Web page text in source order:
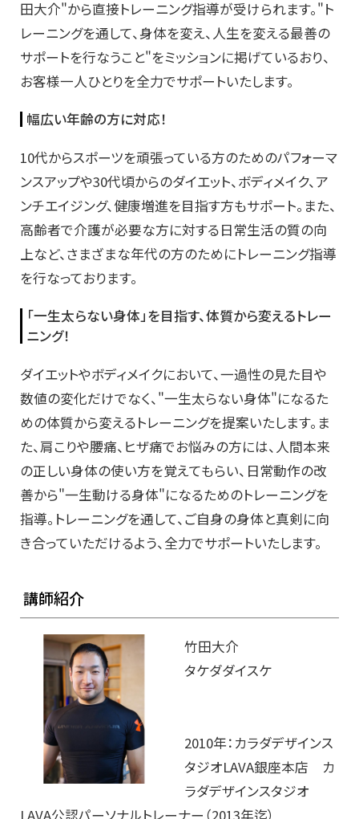
田大介"から直接トレーニング指導が受けられます。"ト
レーニングを通して、身体を変え、人生を変える最善の
サポートを行なうこと"をミッションに掲げているおり、
お客様一人ひとりを全力でサポートいたします。
幅広い年齢の方に対応！
10代からスポーツを頑張っている方のためのパフォーマ
ンスアップや30代頃からのダイエット、ボディメイク、ア
ンチエイジング、健康増進を目指す方もサポート。また、
高齢者で介護が必要な方に対する日常生活の質の向
上など、さまざまな年代の方のためにトレーニング指導
を行なっております。
「一生太らない身体」を目指す、体質から変えるトレー
ニング！
ダイエットやボディメイクにおいて、一過性の見た目や
数値の変化だけでなく、"一生太らない身体"になるた
めの体質から変えるトレーニングを提案いたします。ま
た、肩こりや腰痛、ヒザ痛でお悩みの方には、人間本来
の正しい身体の使い方を覚えてもらい、日常動作の改
善から"一生動ける身体"になるためのトレーニングを
指導。トレーニングを通して、ご自身の身体と真剣に向
き合っていただけるよう、全力でサポートいたします。
講師紹介
竹田大介
タケダダイスケ
2010年：カラダデザインス
タジオLAVA銀座本店 カ
ラダデザインスタジオ
LAVA公認パーソナルトレーナー（2013年迄）